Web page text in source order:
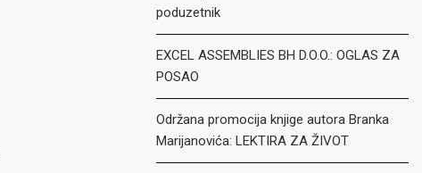
poduzetnik
EXCEL ASSEMBLIES BH D.O.O.: OGLAS ZA
POSAO
Održana promocija knjige autora Branka
Marijanovića: LEKTIRA ZA ŽIVOT